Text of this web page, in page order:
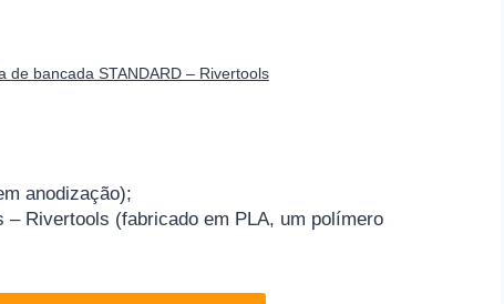
de bancada STANDARD – Rivertools
anodização);
Rivertools (fabricado em PLA, um polímero